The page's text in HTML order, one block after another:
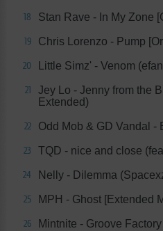
18 Stan Rave - In My Zone
19 Chris Lorenzo - Pump
20 Little Simz' - Venom
21
Jey Lo - Jenny from the
Extended)
22 Odd Mob & GD Vandal -
23 TQD - nice and close
24 Nelly - Dilemma
25 MPH - Ghost [Extended
26 Mintnite - Groove